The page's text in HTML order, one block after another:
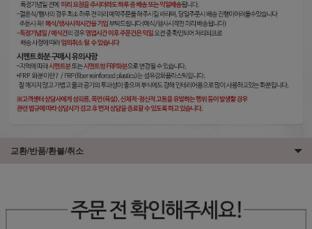
교환/반품/환불/취소